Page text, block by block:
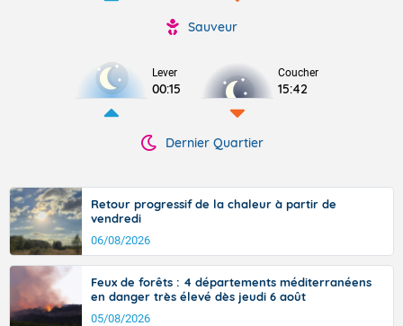
Sauveur
Lever
00:15
Coucher
15:42
Dernier Quartier
Retour progressif de la chaleur à partir de
vendredi
06/08/2026
Feux de forêts : 4 départements méditerranéens
en danger très élevé dès jeudi 6 août
05/08/2026